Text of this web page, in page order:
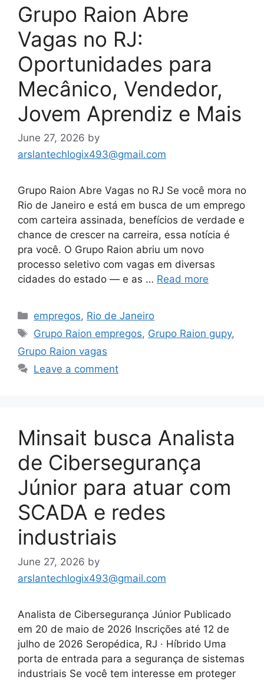
Grupo Raion Abre
Vagas no RJ:
Oportunidades para
Mecânico, Vendedor,
Jovem Aprendiz e Mais
June 27, 2026 by
arslantechlogix493@gmail.com
Grupo Raion Abre Vagas no RJ Se você mora no
Rio de Janeiro e está em busca de um emprego
com carteira assinada, benefícios de verdade e
chance de crescer na carreira, essa notícia é
pra você. O Grupo Raion abriu um novo
processo seletivo com vagas em diversas
cidades do estado — e as … Read more
Categories
empregos, Rio de Janeiro
Tags
Grupo Raion empregos, Grupo Raion gupy,
Grupo Raion vagas
Leave a comment
Minsait busca Analista
de Cibersegurança
Júnior para atuar com
SCADA e redes
industriais
June 27, 2026 by
arslantechlogix493@gmail.com
Analista de Cibersegurança Júnior Publicado
em 20 de maio de 2026 Inscrições até 12 de
julho de 2026 Seropédica, RJ · Híbrido Uma
porta de entrada para a segurança de sistemas
industriais Se você tem interesse em proteger